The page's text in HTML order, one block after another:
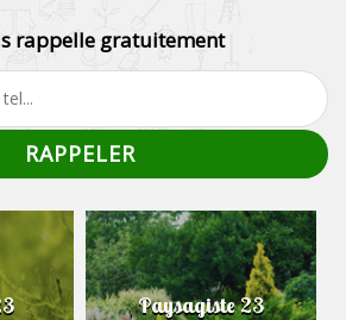
rappelle gratuitement
Paysagiste 23